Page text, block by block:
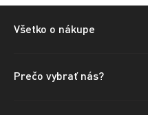
Všetko o nákupe
Prečo vybrať nás?